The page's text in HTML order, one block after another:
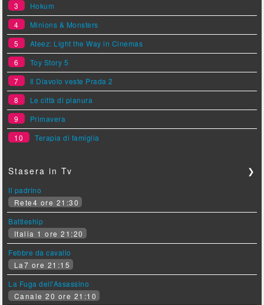
3
Hokum
4
Minions & Monsters
5
Ateez: Light the Way in Cinemas
6
Toy Story 5
7
Il Diavolo veste Prada 2
8
Le città di pianura
9
Primavera
10
Terapia di famiglia
Stasera in Tv ❯
Il padrino
Rete4 ore 21:30
Battleship
Italia 1 ore 21:20
Febbre da cavallo
La7 ore 21:15
La Fuga dell'Assassino
Canale 20 ore 21:10